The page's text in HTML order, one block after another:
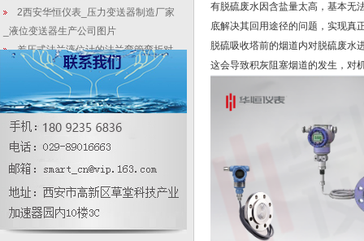
2西安华恒仪表_压力变送器制造厂家
_液位变送器生产公司图片
差压式法兰液位计的法兰弯管弯折对
精度有什么影响
【差压压力变送器】介质损耗测试仪
设定的方式有哪些？
单法兰液位变送器_陕北神木电厂热法
脱硫废水设计
万亿基建剑指-长江大保护-水利环境
压力变送器工作可靠性高，传输距离
远！
有脱硫废水因含盐量太高，基本无
底解决其回用途径的问题，实现真
脱硫吸收塔前的烟道内对脱硫废水
这会导致积灰阻塞烟道的发生，对